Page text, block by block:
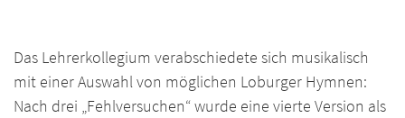
Das Lehrerkollegium verabschiedete sich musikalisch
mit einer Auswahl von möglichen Loburger Hymnen:
Nach drei „Fehlversuchen“ wurde eine vierte Version als